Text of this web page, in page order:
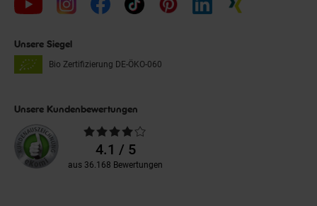
Unsere Siegel
Bio Zertifizierung DE-ÖKO-060
Unsere Kundenbewertungen
Durchschnittliche
Bewertungen4.1 / 5
aus 36.168 Bewertungen